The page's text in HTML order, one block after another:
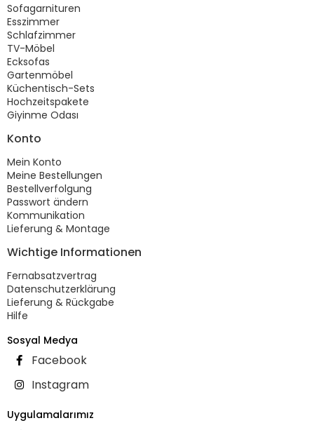
Sofagarnituren
Esszimmer
Schlafzimmer
TV-Möbel
Ecksofas
Gartenmöbel
Küchentisch-Sets
Hochzeitspakete
Giyinme Odası
Konto
Mein Konto
Meine Bestellungen
Bestellverfolgung
Passwort ändern
Kommunikation
Lieferung & Montage
Wichtige Informationen
Fernabsatzvertrag
Datenschutzerklärung
Lieferung & Rückgabe
Hilfe
Sosyal Medya
Facebook
Instagram
Uygulamalarımız